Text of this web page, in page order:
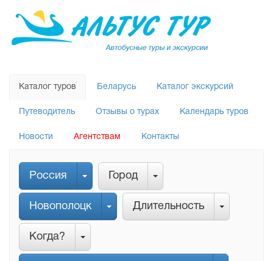
Каталог туров Беларусь Каталог экскурсий
Путеводитель Отзывы о турах Календарь туров
Новости Агентствам Контакты
Россия Город
Новополоцк Длительность
Когда?